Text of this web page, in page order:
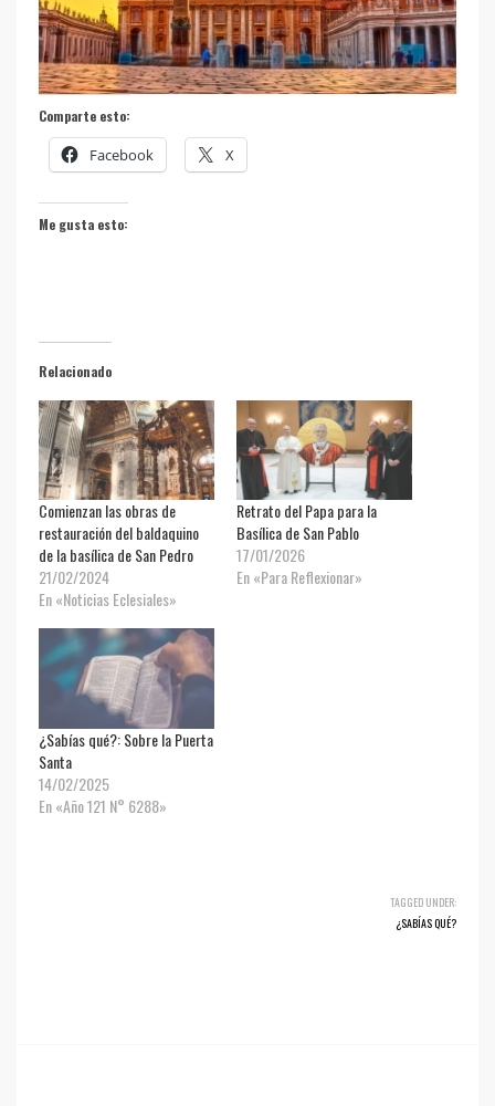
Comparte esto:
Facebook X
Me gusta esto:
Relacionado
Comienzan las obras de
restauración del baldaquino
de la basílica de San Pedro
21/02/2024
En «Noticias Eclesiales»
Retrato del Papa para la
Basílica de San Pablo
17/01/2026
En «Para Reflexionar»
¿Sabías qué?: Sobre la Puerta
Santa
14/02/2025
En «Año 121 N° 6288»
TAGGED UNDER:
¿SABÍAS QUÉ?